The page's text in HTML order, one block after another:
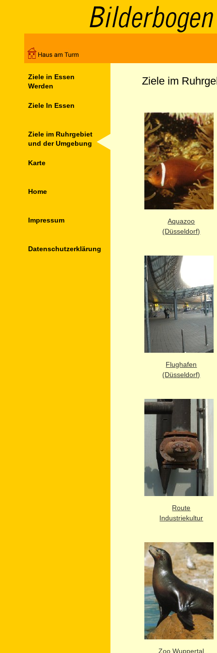
Ziele in Essen
Werden
Ziele In Essen
Ziele im Ruhrgebiet
und der Umgebung
Karte
Home
Impressum
Datenschutz­erklärung
Ziele im
Aquazoo
(Düsseldorf)
Flughafen
(Düsseldorf)
Route
Industriekultur
Zoo Wuppertal